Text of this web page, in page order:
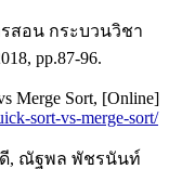
สอน กระบวนวิชา
pp.87-96.
Merge Sort, [Online]
sort-vs-merge-sort/
, ณัฐพล พัชรนันท์